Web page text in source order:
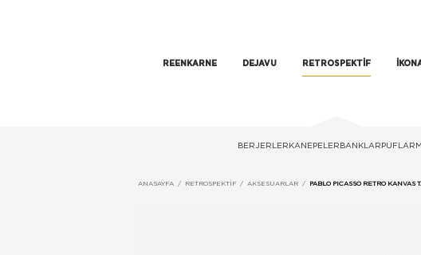
REENKARNE DEJAVU RETROSPEKTIF
BERJERLER KANEPELER BANKLAR PUFLAR
ANASAYFA RETROSPEKTIF AKSESUARLAR PABLO PICASSO RETRO KANVAS